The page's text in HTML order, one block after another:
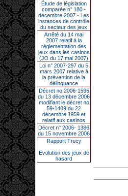
Étude de législation
comparée n° 180 -
décembre 2007 - Les
instances de contrôle
du secteur des jeux
Arrêté du 14 mai
2007 relatif à la
réglementation des
jeux dans les casinos
(JO du 17 mai 2007)
Loi n° 2007-297 du 5
mars 2007 relative à
la prévention de la
délinquance
Décret no 2006-1595
du 13 décembre 2006
modifiant le décret no
59-1489 du 22
décembre 1959 et
relatif aux casinos
Décret n° 2006- 1386
du 15 novembre 2006
Rapport Trucy
Evolution des jeux de
hasard